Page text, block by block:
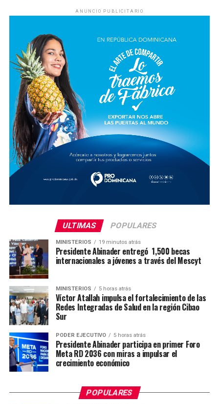
ANUNCIO PUBLICITARIO
ULTIMAS POPULARES
MINISTERIOS 19 minutos atrás
Presidente Abinader entregó 1,500 becas
internacionales a jóvenes a través del Mescyt
MINISTERIOS 5 horas atrás
Víctor Atallah impulsa el fortalecimiento de las
Redes Integradas de Salud en la región Cibao
Sur
PODER EJECUTIVO 5 horas atrás
Presidente Abinader participa en primer Foro
Meta RD 2036 con miras a impulsar el
crecimiento económico
POPULARES